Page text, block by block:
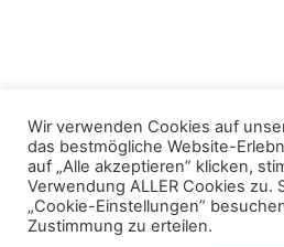
Wir verwenden Cookies auf
das bestmögliche Website-
auf „Alle akzeptieren” klicken,
Verwendung ALLER Cookies zu.
„Cookie-Einstellungen”
Zustimmung zu erteilen.